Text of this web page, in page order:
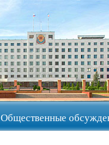
Общественные